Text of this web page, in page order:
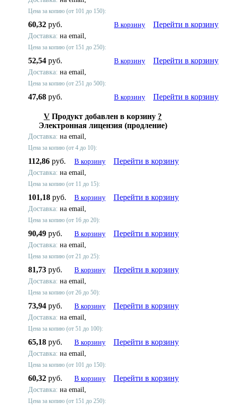
Цена за копию (от 101 до 150):
60,32 руб. В корзину Перейти в корзину
Доставка: на email,
Цена за копию (от 151 до 250):
52,54 руб. В корзину Перейти в корзину
Доставка: на email,
Цена за копию (от 251 до 500):
47,68 руб. В корзину Перейти в корзину
V Продукт добавлен в корзину ?
Электронная лицензия (продление)
Доставка: на email,
Цена за копию (от 4 до 10):
112,86 руб. В корзину Перейти в корзину
Доставка: на email,
Цена за копию (от 11 до 15):
101,18 руб. В корзину Перейти в корзину
Доставка: на email,
Цена за копию (от 16 до 20):
90,49 руб. В корзину Перейти в корзину
Доставка: на email,
Цена за копию (от 21 до 25):
81,73 руб. В корзину Перейти в корзину
Доставка: на email,
Цена за копию (от 26 до 50):
73,94 руб. В корзину Перейти в корзину
Доставка: на email,
Цена за копию (от 51 до 100):
65,18 руб. В корзину Перейти в корзину
Доставка: на email,
Цена за копию (от 101 до 150):
60,32 руб. В корзину Перейти в корзину
Доставка: на email,
Цена за копию (от 151 до 250):